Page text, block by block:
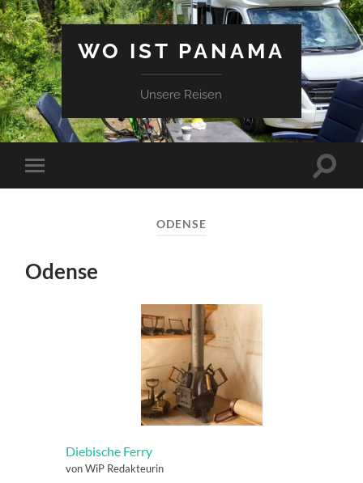
WO IST PANAMA
Unsere Reisen
Mobile-
Menü
ODENSE
Odense
Diebische Ferry
von WiP Redakteurin